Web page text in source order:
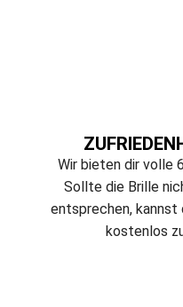
Wir bieten dir volle
Sollte die Brille
entsprechen, kannst
kostenlos